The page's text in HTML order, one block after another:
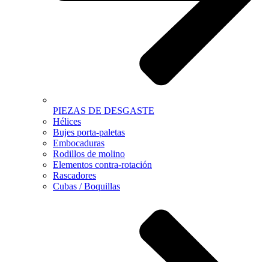
PIEZAS DE DESGASTE
Hélices
Bujes porta-paletas
Embocaduras
Rodillos de molino
Elementos contra-rotación
Rascadores
Cubas / Boquillas